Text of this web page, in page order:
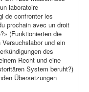
laboratoire
de confronter les
prochain avec un droit
(Funktionierten die
und ein
des
Recht und eine
System beruht?)
Übersetzungen